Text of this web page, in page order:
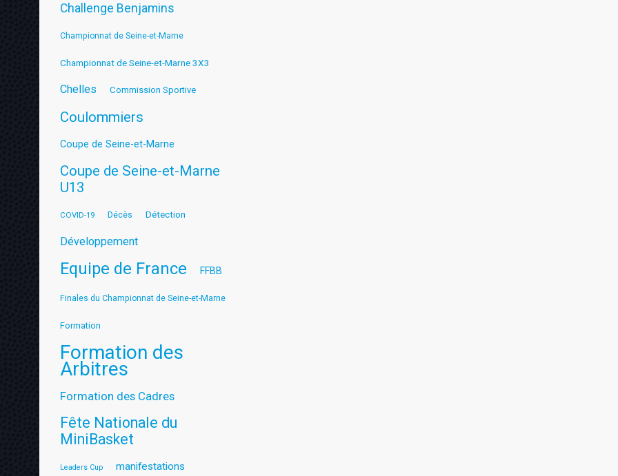
Challenge Benjamins
Championnat de Seine-et-Marne
Championnat de Seine-et-Marne 3X3
Chelles Commission Sportive
Coulommiers
Coupe de Seine-et-Marne
Coupe de Seine-et-Marne
U13
COVID-19 Décès Détection
Développement
Equipe de France FFBB
Finales du Championnat de Seine-et-Marne
Formation
Formation des
Arbitres
Formation des Cadres
Fête Nationale du
MiniBasket
Leaders Cup manifestations